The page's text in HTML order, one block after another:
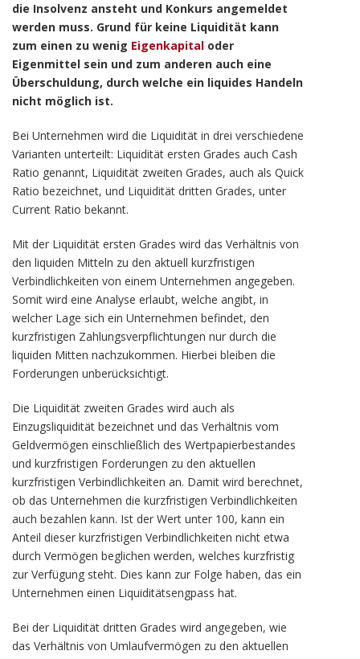
die Insolvenz ansteht und Konkurs angemeldet
werden muss. Grund für keine Liquidität kann
zum einen zu wenig Eigenkapital oder
Eigenmittel sein und zum anderen auch eine
Überschuldung, durch welche ein liquides Handeln
nicht möglich ist.
Bei Unternehmen wird die Liquidität in drei verschiedene
Varianten unterteilt: Liquidität ersten Grades auch Cash
Ratio genannt, Liquidität zweiten Grades, auch als Quick
Ratio bezeichnet, und Liquidität dritten Grades, unter
Current Ratio bekannt.
Mit der Liquidität ersten Grades wird das Verhältnis von
den liquiden Mitteln zu den aktuell kurzfristigen
Verbindlichkeiten von einem Unternehmen angegeben.
Somit wird eine Analyse erlaubt, welche angibt, in
welcher Lage sich ein Unternehmen befindet, den
kurzfristigen Zahlungsverpflichtungen nur durch die
liquiden Mitten nachzukommen. Hierbei bleiben die
Forderungen unberücksichtigt.
Die Liquidität zweiten Grades wird auch als
Einzugsliquidität bezeichnet und das Verhältnis vom
Geldvermögen einschließlich des Wertpapierbestandes
und kurzfristigen Forderungen zu den aktuellen
kurzfristigen Verbindlichkeiten an. Damit wird berechnet,
ob das Unternehmen die kurzfristigen Verbindlichkeiten
auch bezahlen kann. Ist der Wert unter 100, kann ein
Anteil dieser kurzfristigen Verbindlichkeiten nicht etwa
durch Vermögen beglichen werden, welches kurzfristig
zur Verfügung steht. Dies kann zur Folge haben, das ein
Unternehmen einen Liquiditätsengpass hat.
Bei der Liquidität dritten Grades wird angegeben, wie
das Verhältnis von Umlaufvermögen zu den aktuellen